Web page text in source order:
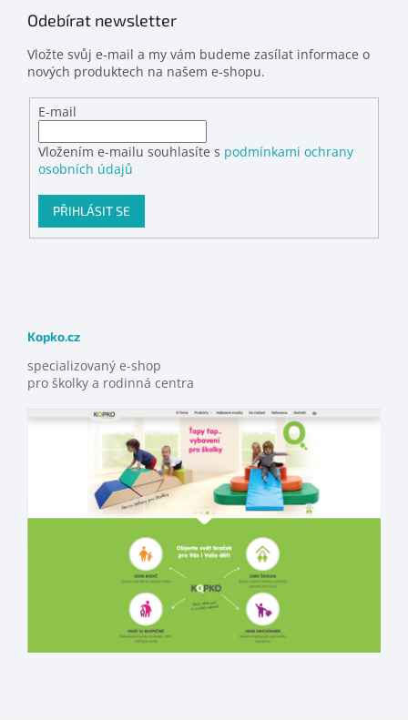
Odebírat newsletter
Vložte svůj e-mail a my vám budeme zasílat informace o
nových produktech na našem e-shopu.
E-mail
Vložením e-mailu souhlasíte s podmínkami ochrany
osobních údajů
PŘIHLÁSIT SE
Kopko.cz
specializovaný e-shop
pro školky a rodinná centra